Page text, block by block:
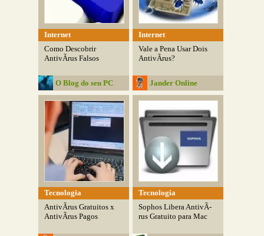
Internet
Como Descobrir
AntivÃ­rus Falsos
O Blog do seu PC
Internet
Vale a Pena Usar Dois
AntivÃ­rus?
Jander Online
Tecnologia
AntivÃ­rus Gratuitos x
AntivÃ­rus Pagos
Tecnologia
Sophos Libera AntivÃ­
rus Gratuito para Mac